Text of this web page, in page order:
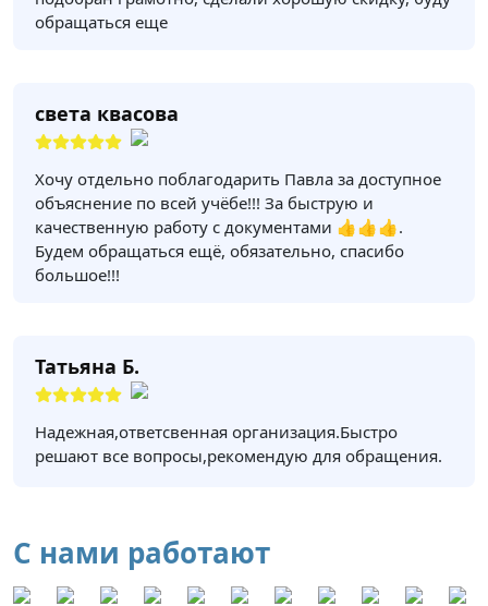
обращаться еще
света квасова
Хочу отдельно поблагодарить Павла за доступное
объяснение по всей учёбе!!! За быструю и
качественную работу с документами 👍👍👍.
Будем обращаться ещё, обязательно, спасибо
большое!!!
Татьяна Б.
Надежная,ответсвенная организация.Быстро
решают все вопросы,рекомендую для обращения.
С нами работают